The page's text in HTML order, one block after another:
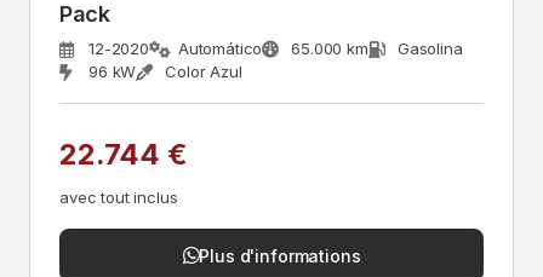
Pack
12-2020 Automático 65.000 km
Gasolina
96 kW
Color Azul
22.744 €
avec tout inclus
Plus d'informations